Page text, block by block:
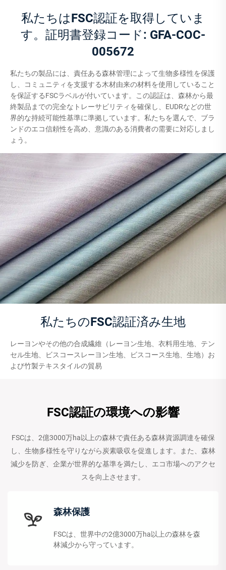
私たちはFSC認証を取得していま
す。証明書登録コード: GFA-COC-
005672
私たちの製品には、責任ある森林管理によって生物多様性を保護
し、コミュニティを支援する木材由来の材料を使用していること
を保証するFSCラベルが付いています。この認証は、森林から最
終製品までの完全なトレーサビリティを確保し、EUDRなどの世
界的な持続可能性基準に準拠しています。私たちを選んで、ブラ
ンドのエコ信頼性を高め、意識のある消費者の需要に対応しまし
ょう。
私たちのFSC認証済み生地
レーヨンやその他の合成繊維（レーヨン生地、衣料用生地、テン
セル生地、ビスコースレーヨン生地、ビスコース生地、生地）お
よび竹製テキスタイルの貿易
FSC認証の環境への影響
FSCは、2億3000万ha以上の森林で責任ある森林資源調達を確保
し、生物多様性を守りながら炭素吸収を促進します。また、森林
減少を防ぎ、企業が世界的な基準を満たし、エコ市場へのアクセ
スを向上させます。
森林保護
FSCは、世界中の2億3000万ha以上の森林を森
林減少から守っています。